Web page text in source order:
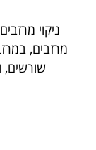
ניקוי
מרזבים,
שורשים,